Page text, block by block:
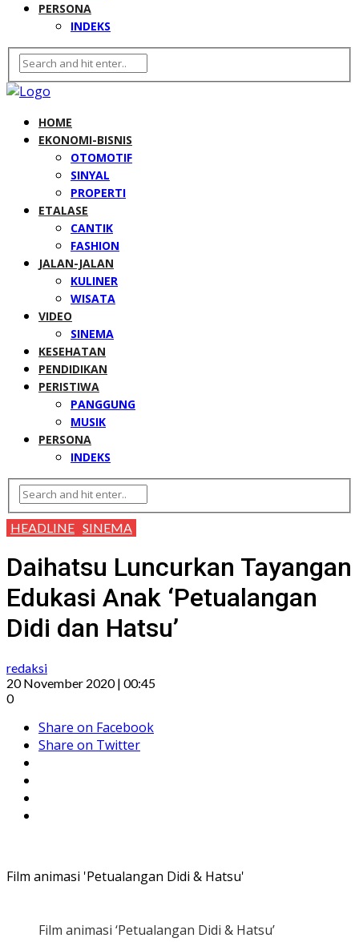
PERSONA
INDEKS
HOME
EKONOMI-BISNIS
OTOMOTIF
SINYAL
PROPERTI
ETALASE
CANTIK
FASHION
JALAN-JALAN
KULINER
WISATA
VIDEO
SINEMA
KESEHATAN
PENDIDIKAN
PERISTIWA
PANGGUNG
MUSIK
PERSONA
INDEKS
HEADLINE SINEMA
Daihatsu Luncurkan Tayangan
Edukasi Anak ‘Petualangan
Didi dan Hatsu’
redaksi
20 November 2020 | 00:45
0
Share on Facebook
Share on Twitter
Film animasi 'Petualangan Didi & Hatsu'
Film animasi ‘Petualangan Didi & Hatsu’